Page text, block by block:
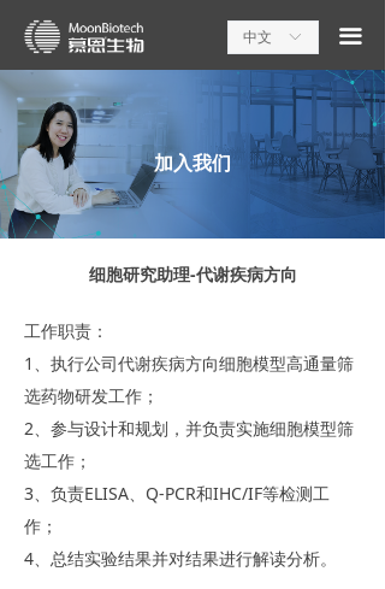
끀
ꀅ
中文
加入我们
细胞研究助理-代谢疾病方向
工作职责：
1、执行公司代谢疾病方向细胞模型高通量筛
选药物研发工作；
2、参与设计和规划，并负责实施细胞模型筛
选工作；
3、负责ELISA、Q-PCR和IHC/IF等检测工
作；
4、总结实验结果并对结果进行解读分析。